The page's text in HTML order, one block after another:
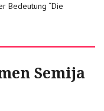
Bedeutung “Die
Semija